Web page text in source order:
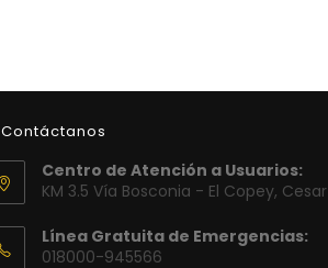
Contáctanos
Centro de Atención a Usuarios:
KM 3.5 Vía Bosconia - El Copey, Cesar
Línea Gratuita de Emergencias:
018000-945566